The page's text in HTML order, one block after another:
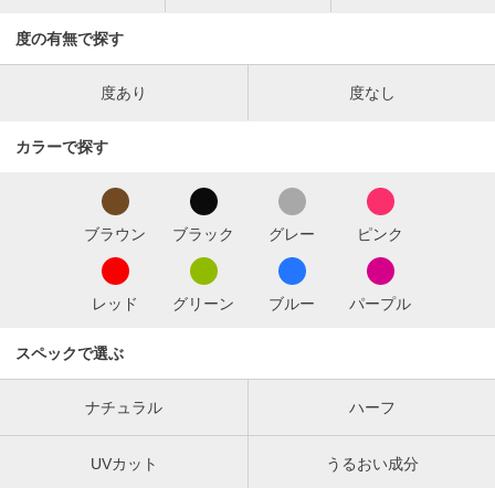
度の有無で探す
度あり 度なし
カラーで探す
ブラウン ブラック グレー ピンク
レッド グリーン ブルー パープル
スペックで選ぶ
ナチュラル ハーフ
UVカット うるおい成分